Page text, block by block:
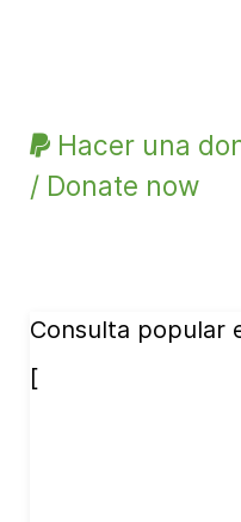
Hacer una
/ Donate now
Consulta popular
[